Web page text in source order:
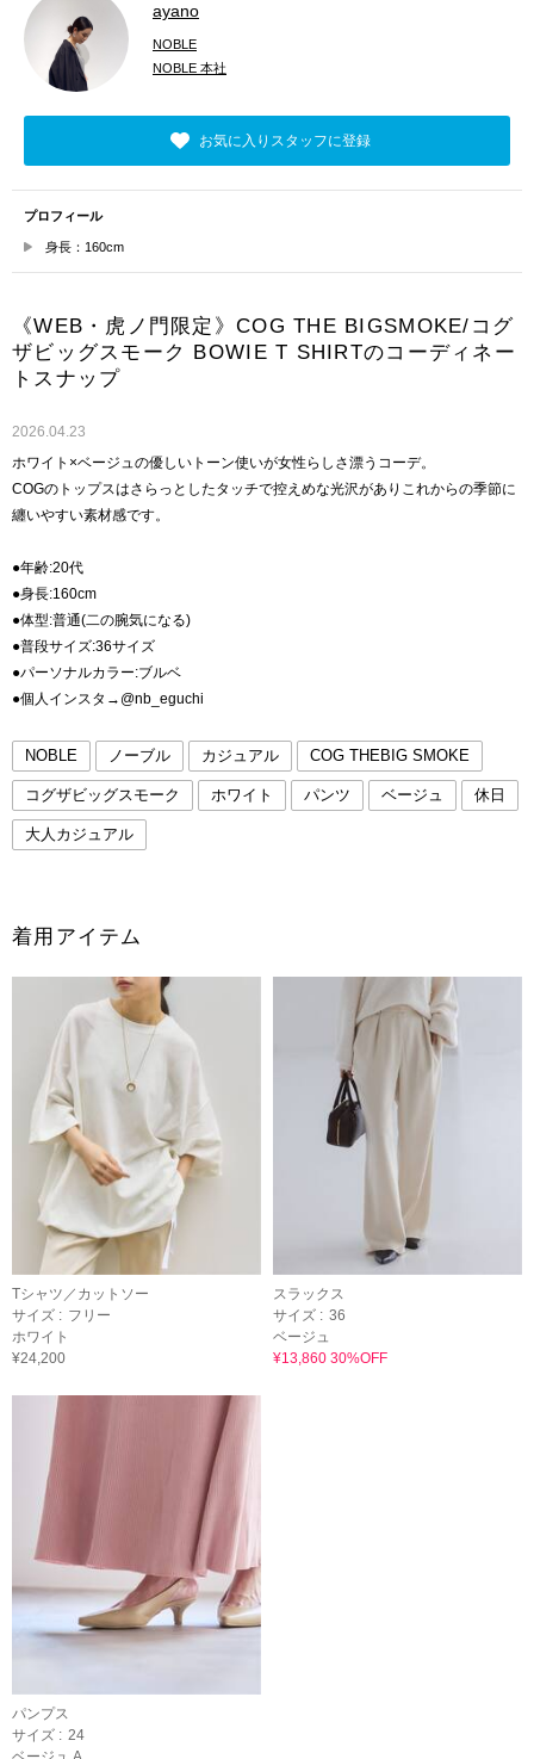
ayano
NOBLE
NOBLE 本社
お気に入りスタッフに登録
プロフィール
身長：160cm
《WEB・虎ノ門限定》COG THE BIGSMOKE/コグ
ザビッグスモーク BOWIE T SHIRTのコーディネー
トスナップ
2026.04.23
ホワイト×ベージュの優しいトーン使いが女性らしさ漂うコーデ。
COGのトップスはさらっとしたタッチで控えめな光沢がありこれからの季節に
纏いやすい素材感です。
●年齢:20代
●身長:160cm
●体型:普通(二の腕気になる)
●普段サイズ:36サイズ
●パーソナルカラー:ブルベ
●個人インスタ→@nb_eguchi
NOBLE ノーブル カジュアル COG THEBIG SMOKE
コグザビッグスモーク ホワイト パンツ ベージュ 休日
大人カジュアル
着用アイテム
Tシャツ／カットソー
サイズ : フリー
ホワイト
¥24,200
スラックス
サイズ : 36
ベージュ
¥13,860 30%OFF
パンプス
サイズ : 24